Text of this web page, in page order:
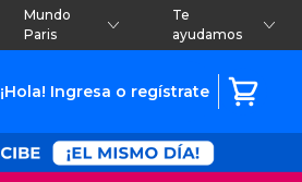
Mundo
Paris
Te
ayudamos
¡Hola! Ingresa o regístrate